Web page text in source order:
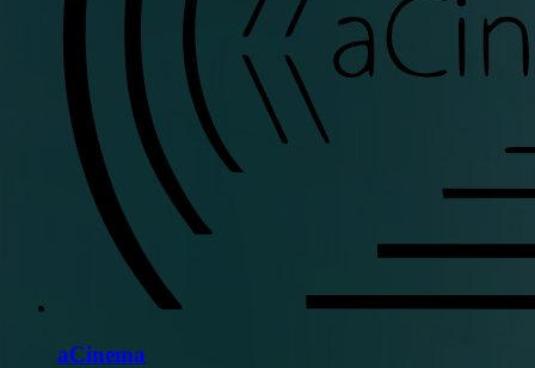
aCinema